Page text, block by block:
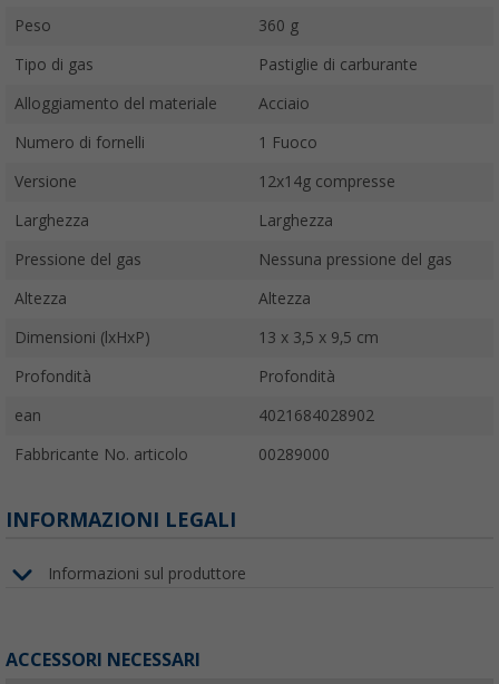
Peso 360 g
Tipo di gas Pastiglie di carburante
Alloggiamento del materiale Acciaio
Numero di fornelli 1 Fuoco
Versione 12x14g compresse
Larghezza Larghezza
Pressione del gas Nessuna pressione del gas
Altezza Altezza
Dimensioni (lxHxP) 13 x 3,5 x 9,5 cm
Profondità Profondità
ean 4021684028902
Fabbricante No. articolo 00289000
INFORMAZIONI LEGALI
Informazioni sul produttore
ACCESSORI NECESSARI